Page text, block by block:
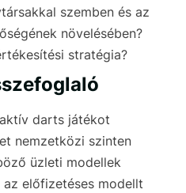
szemben és az
növelésében?
stratégia?
darts játékot
nemzetközi szinten
üzleti modellek
előfizetéses modellt